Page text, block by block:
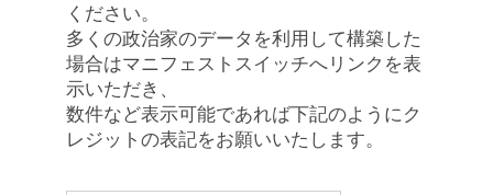
ください。
多くの政治家のデータを利用して構築した
場合はマニフェストスイッチへリンクを表
示いただき、
数件など表示可能であれば下記のようにク
レジットの表記をお願いいたします。